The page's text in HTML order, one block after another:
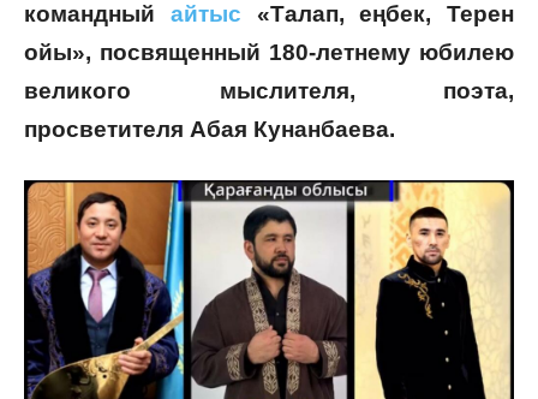
командный айтыс «Талап, еңбек, Терен
ойы», посвященный 180-летнему юбилею
великого мыслителя, поэта,
просветителя Абая Кунанбаева.